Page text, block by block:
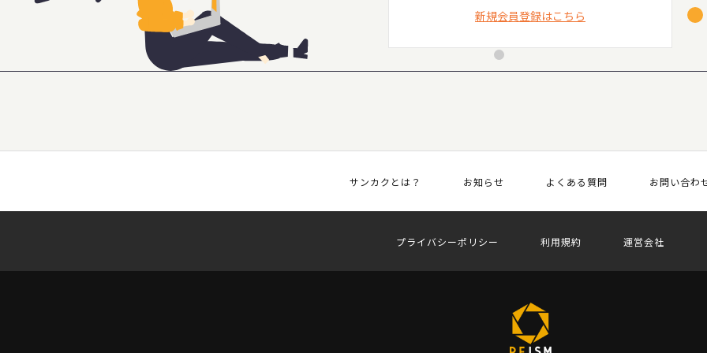
新規会員登録はこちら
サンカクとは？ お知らせ よくある質問 お問い合わ
プライバシーポリシー 利用規約 運営会社